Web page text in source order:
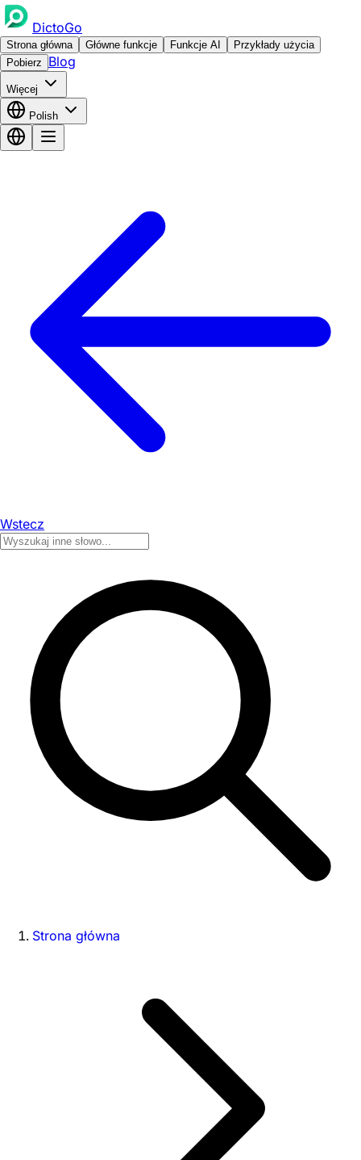
DictoGo
Strona główna Główne funkcje Funkcje AI
Przykłady użycia
Pobierz
Blog
Więcej
Polish
Wstecz
Strona główna